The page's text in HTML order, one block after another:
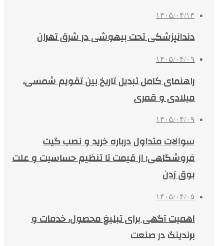
۱۴۰۵/۰۴/۱۳
دندانپزشکی تحت بیهوشی در شرق تهران
۱۴۰۵/۰۴/۰۹
راهنمای کامل تبدیل تاریخ بین تقویم شمسی،
میلادی و قمری
۱۴۰۵/۰۴/۰۹
سوالات متداول درباره خرید و نصب گیت
فروشگاهی؛ از قیمت تا تنظیم حساسیت و علت
بوق زدن
۱۴۰۵/۰۴/۰۵
اهمیت آگهی برای تبلیغ محصول، خدمات و
برندینگ در صنعت